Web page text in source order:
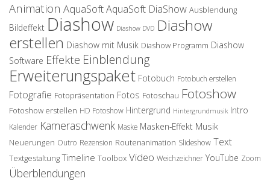
Animation AquaSoftAquaSoft DiaShow Ausblendung
Bildeffekt Diashow Diashow DVD Diashow
erstellen Diashow mit Musik Diashow Programm Diashow
Software Effekte Einblendung
Erweiterungspaket Fotobuch Fotobuch erstellen
Fotografie Fotopräsentation Fotos Fotoschau Fotoshow
Fotoshow erstellen HD Fotoshow Hintergrund Hintergrundmusik Intro
Kalender Kameraschwenk Maske Masken-Effekt Musik
Neuerungen Outro Rezension Routenanimation Slideshow Text
Textgestaltung Timeline Toolbox Video Weichzeichner YouTube Zoom
Überblendungen